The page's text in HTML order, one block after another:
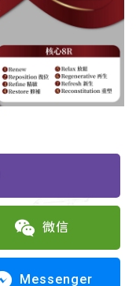
微信
Messenger